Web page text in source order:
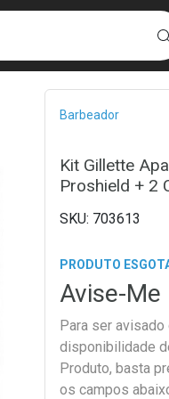
Barbeador
Kit Gillette
Proshield + 2
703613
PRODUTO
Avise-Me
Para ser avisado
disponibilidade
Produto, basta
os campos